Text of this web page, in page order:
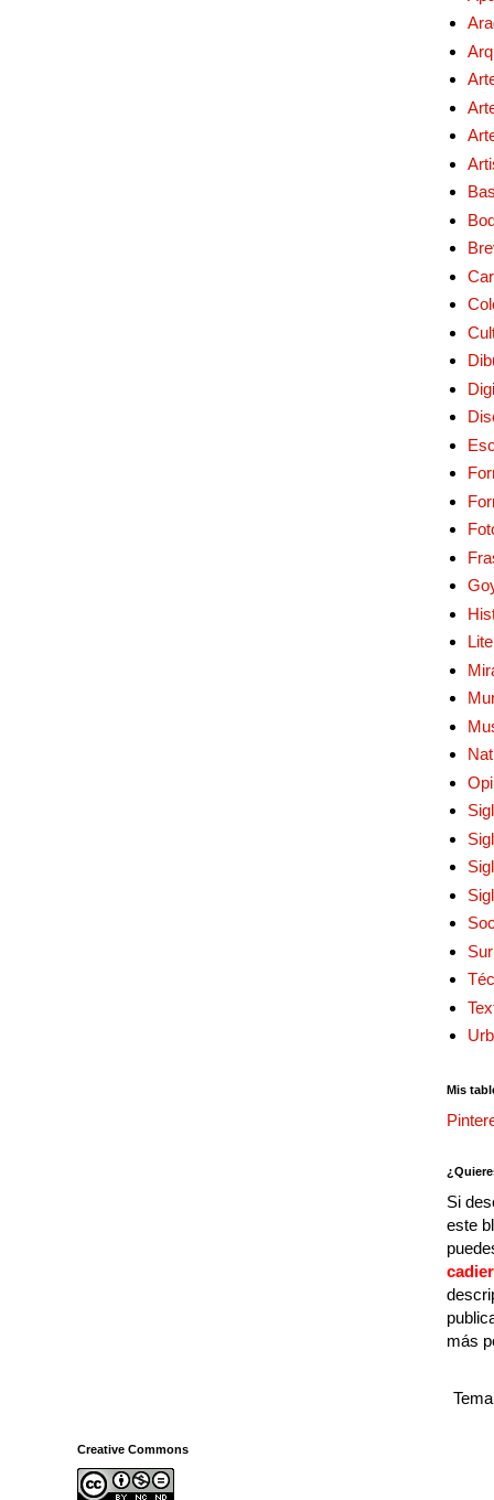
Mis
Si
este
más
Creative Commons